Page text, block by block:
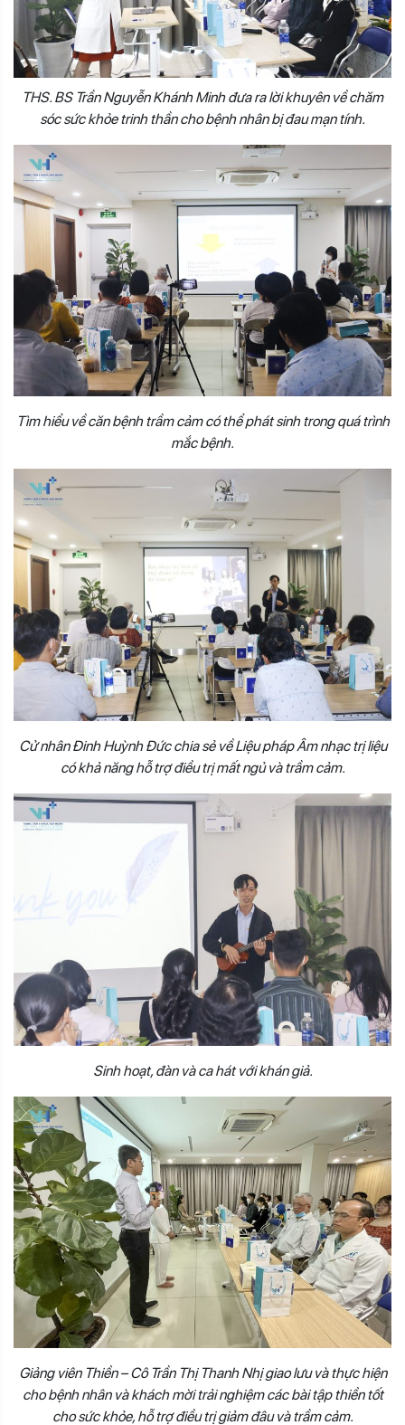
THS. BS Trần Nguyễn Khánh Minh đưa ra lời khuyên về chăm
sóc sức khỏe trinh thần cho bệnh nhân bị đau mạn tính.
Tìm hiểu về căn bệnh trầm cảm có thể phát sinh trong quá trình
mắc bệnh.
Cử nhân Đinh Huỳnh Đức chia sẻ về Liệu pháp Âm nhạc trị liệu
có khả năng hỗ trợ điều trị mất ngủ và trầm cảm.
Sinh hoạt, đàn và ca hát với khán giả.
Giảng viên Thiền – Cô Trần Thị Thanh Nhị giao lưu và thực hiện
cho bệnh nhân và khách mời trải nghiệm các bài tập thiền tốt
cho sức khỏe, hỗ trợ điều trị giảm đâu và trầm cảm.